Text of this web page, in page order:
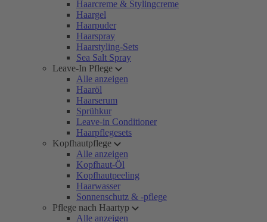
Haarcreme & Stylingcreme
Haargel
Haarpuder
Haarspray
Haarstyling-Sets
Sea Salt Spray
Leave-In Pflege
Alle anzeigen
Haaröl
Haarserum
Sprühkur
Leave-in Conditioner
Haarpflegesets
Kopfhautpflege
Alle anzeigen
Kopfhaut-Öl
Kopfhautpeeling
Haarwasser
Sonnenschutz & -pflege
Pflege nach Haartyp
Alle anzeigen